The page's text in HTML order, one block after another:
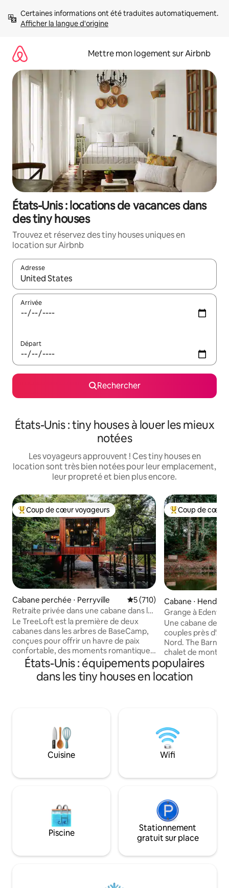
directement
Afficher la langue d'origine
Mettre mon logement sur Airbnb
États-Unis : locations de vacances dans
des tiny houses
Trouvez et réservez des tiny houses uniques en
location sur Airbnb
Adresse
Lorsque les résultats s'affichent, utilisez les flèches vers le
Arrivée
Départ
Rechercher
États-Unis : tiny houses à louer les mieux
notées
Les voyageurs approuvent ! Ces tiny houses en
location sont très bien notées pour leur emplacement,
leur propreté et bien plus encore.
Coups de cœur voyageurs les plus appréciés
Coup de cœur voyageurs
Cabane perchée ⋅ Perryville Évaluation moyenne sur la
5 (710)
Retraite privée dans une cabane dans les
arbres | Jacuzzi
Le TreeLoft est la première de deux
cabanes dans les arbres de BaseCamp,
conçues pour offrir un havre de paix
confortable, des moments romantiques
et du repos. Niché dans une forêt privée
à seulement 1 heure de Saint-Louis, il
allie un confort haut de gamme à une
The TreeRise, offre une expérience
encore plus en hauteur et plus
spacieuse au BaseCamp. Parfait pour les
escapades romantiques, les
et les escapades ciblées pour se
Coups de cœur
Coup de cœur
Cabane ⋅
Grange à
escapade de luxe
Une cabane de
couples près
Nord. The Barn
chalet de
gardiste, idéal
romantiques et
au calme dans
d'intimité, de luxe
12 minutes du
d'Hendersonville
d'Asheville. Près
Forest, de
États-Unis : équipements populaires
dans les tiny houses en location
Cuisine Wifi
Piscine
Stationnement
gratuit sur place